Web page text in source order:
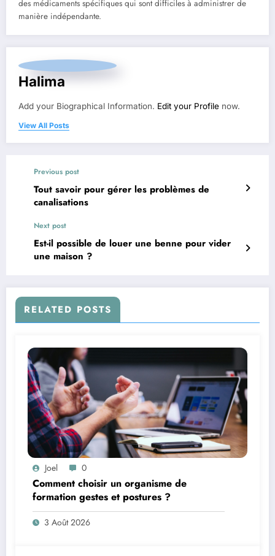
des médicaments spécifiques qui sont difficiles à administrer de
manière indépendante.
Halima
Add your Biographical Information. Edit your Profile now.
View All Posts
Previous post
Tout savoir pour gérer les problèmes de
canalisations
Next post
Est-il possible de louer une benne pour vider
une maison ?
RELATED POSTS
Joel 0
Comment choisir un organisme de
formation gestes et postures ?
3 Août 2026